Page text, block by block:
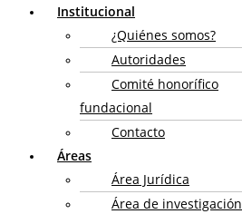
Institucional
¿Quiénes somos?
Autoridades
Comité honorífico
fundacional
Contacto
Áreas
Área Jurídica
Área de investigación